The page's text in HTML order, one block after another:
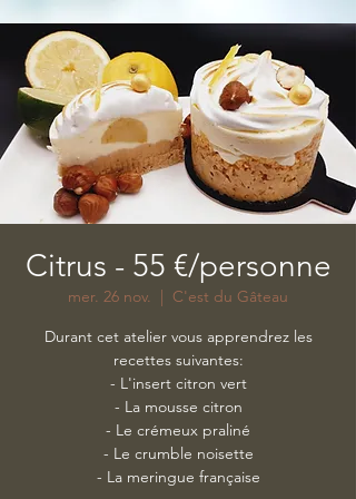
Citrus - 55 €/personne
mer. 26 nov.
  |
C'est du Gâteau
Durant cet atelier vous apprendrez les
recettes suivantes:
- L'insert citron vert
- La mousse citron
- Le crémeux praliné
- Le crumble noisette
- La meringue française